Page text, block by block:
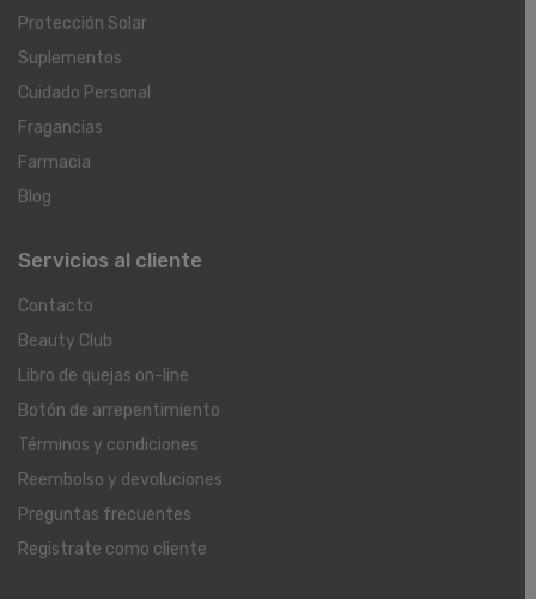
Protección Solar
Suplementos
Cuidado Personal
Fragancias
Farmacia
Blog
Servicios al cliente
Contacto
Beauty Club
Libro de quejas on-line
Botón de arrepentimiento
Términos y condiciones
Reembolso y devoluciones
Preguntas frecuentes
Registrate como cliente